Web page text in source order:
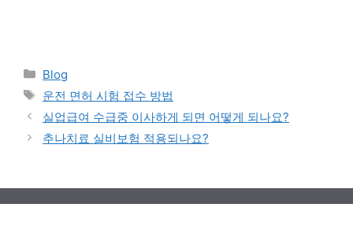
Categories
Blog
Tags
운전 면허 시험 접수 방법
실업급여 수급중 이사하게 되면 어떻게 되나요?
추나치료 실비보험 적용되나요?